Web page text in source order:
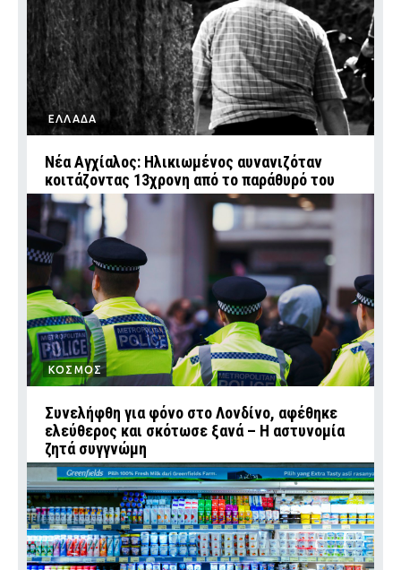
ΕΛΛΑΔΑ
Νέα Αγχίαλος: Ηλικιωμένος αυνανιζόταν
κοιτάζοντας 13χρονη από το παράθυρό του
ΚΟΣΜΟΣ
Συνελήφθη για φόνο στο Λονδίνο, αφέθηκε
ελεύθερος και σκότωσε ξανά – Η αστυνομία
ζητά συγγνώμη